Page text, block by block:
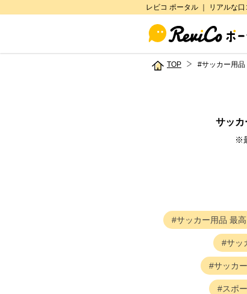
レビコ ポータル ｜ リアルな
TOP #サッカー用
サッカ
※
サッカー用品 最高
サッ
サッカ
スポ